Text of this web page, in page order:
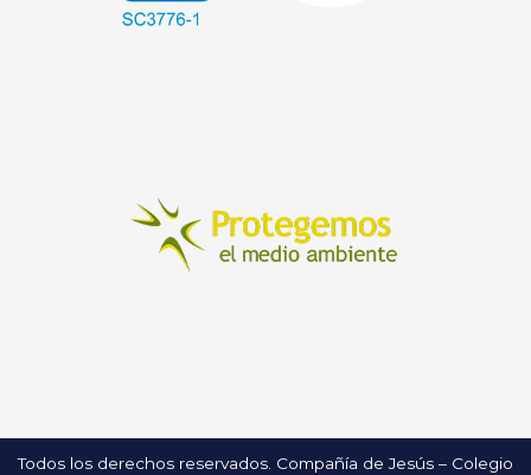
Todos los derechos reservados. Compañía de Jesús – Colegio